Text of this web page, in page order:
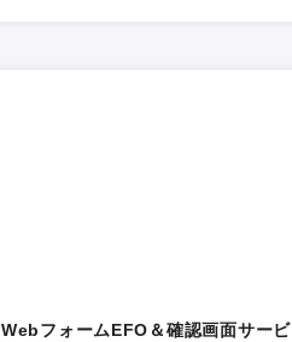
WebフォームEFO＆確認画面サービ